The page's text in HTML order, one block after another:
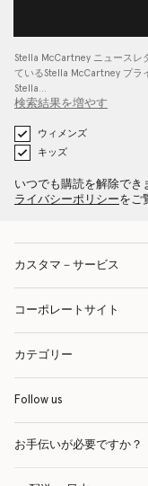
Stella McCartney ニュースレ
ているStella McCartney プラ
Stella…
検索結果を増やす
ウィメンズ
キッズ
いつでも購読を解除でき
ライバシーポリシーをご
カスタマ－サービス
コーポレートサイト
カテゴリー
Follow us
お手伝いが必要ですか？